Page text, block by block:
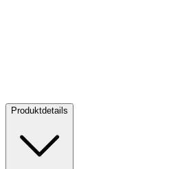
Produktdetails